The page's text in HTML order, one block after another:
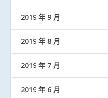
2019 年 9 月
2019 年 8 月
2019 年 7 月
2019 年 6 月